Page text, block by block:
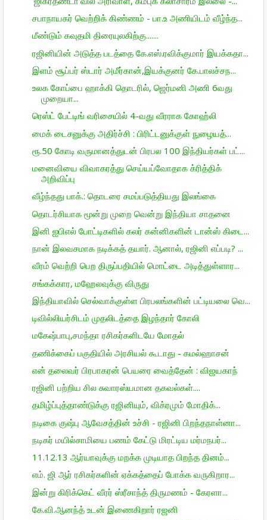
சபாநாயகர் வெற்றிக் கிண்ணம் - பா.உ அணியிடம் வீழ்ந்த...
மீண்டும் கவுதமி திரையுலகிற்கு.......
ரஜினியின் அடுத்த படத்தை கே.எஸ்.ரவிக்குமார் இயக்கதா...
இளம் சூப்பர் ஸ்டார் அமீர்கான்,இயக்குனர் கே.பாலச்சந...
உலக கோப்பை ஹாக்கி தொடரில், ஜெர்மனி அணி 6வது
முறையா...
ரெஸ்ட் பேட்டிங் வரிசையில் 4-வது வீரராக கோஹ்லி
மைக் டைசனுக்கு அதிர்ச்சி : பிரிட்டனுக்குள் நுழையத்...
ரூ.50 கோடி வருமானத்துடன் பிரபல 100 இந்தியர்கள் பட்...
மனைவியை விவாகரத்து செய்யப்வோதாக க்ரித்திக்
அறிவிப்பு
வீழ்ந்தது பாக்.: தொடரை சமப்படுத்தியது இலங்கை
தொடர்சியாக மூன்று முறை வென்று இந்தியா சாதனை
இனி ஐபிஎல் போட்டிகளில் கலர் கன்னிகளின் டான்ஸ் கிடை...
நான் இலவசமாக நடிக்கத் தயார். ஆனால், ரஜினி எப்படி? ...
வீரம் வெற்றி பெற திருப்பதியில் மொட்டை அடித்துள்ளார...
சங்கக்கார, மஹேலவுக்கு விருது
இந்தியாவில் செல்வாக்குள்ள பிரபலங்களின் பட்டியலை வெ...
டிவில்லியர்சிடம் முதலிடத்தை இழந்தார் கோலி
மகேஷ்பாபு,சமந்தா ரசிகர்களிடயே மோதல்
தணிக்கைப் பகுதியில் அரசியல் கூடாது - கமல்ஹாசன்
என் தலைவர் பிரபாகரன் பெயரை வைத்தேன் : விஜயகாந்
ரஜினி பற்றிய சில சுவாரஸ்யமான தகவல்கள்....
தமிழ்ப்புத்தாண்டுக்கு ரஜினியும், விக்ரமும் மோதிக்...
நடிகை குஷ்பு ஆவேசத்தின் உச்சி - ரஜினி பிறந்தநாள்னா...
நடிகர் மயில்சாமியை பணம் கேட்டு மிரட்டிய மர்மநபர்...
11.12.13 ஆர்யாவுக்கு மறக்க முடியாத பிறந்த தினம்...
எம்‌. ஜி ஆர் ரசிகர்களின் ஏக்கத்தைப் போக்க வருகிறார...
இன்று கிரிக்கெட் வீரர் ஸ்ரீசாந்த் திருமணம் - கேரளா...
கே.வி.ஆனந்த் உடன் இணைகிறார் ரஜனி